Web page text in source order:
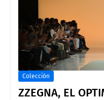
Colección
ZZEGNA, EL